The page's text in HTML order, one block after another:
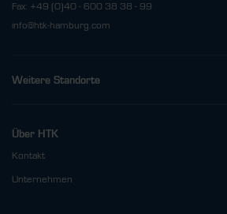
Fax: +49 (0)40 - 600 38 38 - 99
info@htk-hamburg.com
Weitere Standorte
Über HTK
Kontakt
Unternehmen